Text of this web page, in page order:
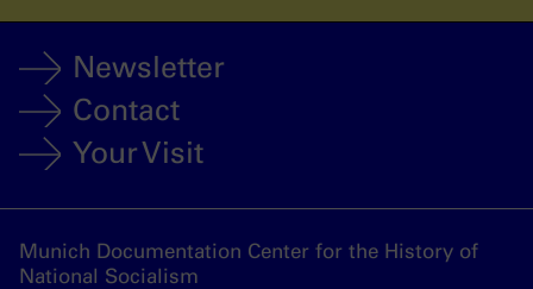
Newsletter
Contact
Your Visit
Munich Documentation Center for the History of
National Socialism